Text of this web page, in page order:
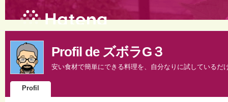
Profil de ズボラG３
安い食材で簡単にできる料理を、自分なりに試しているだ
Profil